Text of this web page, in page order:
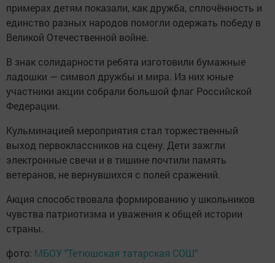
примерах детям показали, как дружба, сплочённость и
единство разных народов помогли одержать победу в
Великой Отечественной войне.
В знак солидарности ребята изготовили бумажные
ладошки — символ дружбы и мира. Из них юные
участники акции собрали большой флаг Российской
Федерации.
Кульминацией мероприятия стал торжественный
выход первоклассников на сцену. Дети зажгли
электронные свечи и в тишине почтили память
ветеранов, не вернувшихся с полей сражений.
Акция способствовала формированию у школьников
чувства патриотизма и уважения к общей истории
страны.
фото: МБОУ "Тетюшская татарская СОШ"